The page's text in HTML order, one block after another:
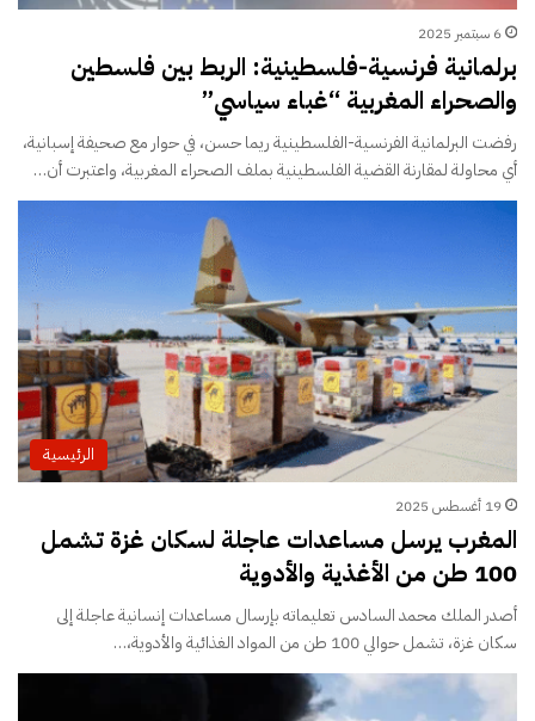
6 سبتمبر 2025
برلمانية فرنسية-فلسطينية: الربط بين فلسطين
والصحراء المغربية “غباء سياسي”
رفضت البرلمانية الفرنسية-الفلسطينية ريما حسن، في حوار مع صحيفة إسبانية،
أي محاولة لمقارنة القضية الفلسطينية بملف الصحراء المغربية، واعتبرت أن…
الرئيسية
19 أغسطس 2025
المغرب يرسل مساعدات عاجلة لسكان غزة تشمل
100 طن من الأغذية والأدوية
أصدر الملك محمد السادس تعليماته بإرسال مساعدات إنسانية عاجلة إلى
سكان غزة، تشمل حوالي 100 طن من المواد الغذائية والأدوية،…